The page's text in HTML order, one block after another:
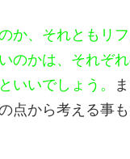
か、それともリ
のかは、それぞ
いいでしょう。
点から考える事も